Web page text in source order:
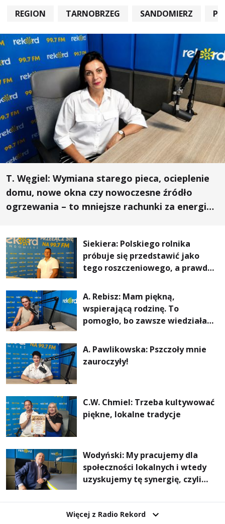
REGION TARNOBRZEG SANDOMIERZ
T. Węgiel: Wymiana starego pieca, ocieplenie
domu, nowe okna czy nowoczesne źródło
ogrzewania – to mniejsze rachunki za energię,
Siekiera: Polskiego rolnika
próbuje się przedstawić jako
tego roszczeniowego, a prawda
A. Rebisz: Mam piękną,
wspierającą rodzinę. To
pomogło, bo zawsze wiedziałam,
najważniejsza
A. Pawlikowska: Pszczoły mnie
zauroczyły!
C.W. Chmiel: Trzeba kultywować
piękne, lokalne tradycje
Wodyński: My pracujemy dla
społeczności lokalnych i wtedy
uzyskujemy tę synergię, czyli
Więcej z Radio Rekord